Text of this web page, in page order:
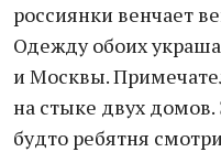
россиянки венчает
Одежду обоих
и Москвы.
на стыке двух домов.
будто ребятня